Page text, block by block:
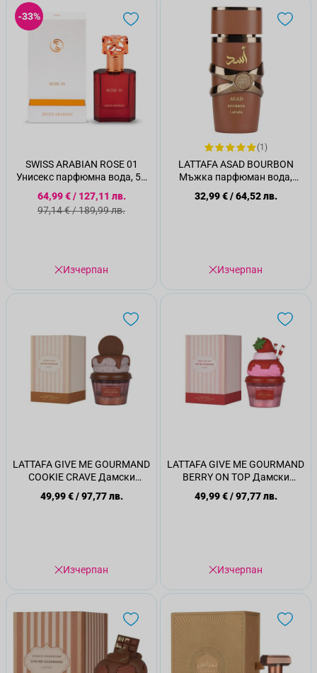
-33%
SWISS ARABIAN ROSE 01
Унисекс парфюмна вода, 50
мл
Специална цена
64,99 €/ 127,11 лв.
Стандартна цена
97,14 €/189,99 лв.
Изчерпан
(1)
LATTAFA ASAD BOURBON
Мъжка парфюман вода,
100мл.
32,99 €/64,52 лв.
Изчерпан
LATTAFA GIVE ME GOURMAND
COOKIE CRAVE Дамски
парфм, 75мл.
49,99 €/97,77 лв.
Изчерпан
LATTAFA GIVE ME GOURMAND
BERRY ON TOP Дамски
парфюм, 75мл.
49,99 €/97,77 лв.
Изчерпан